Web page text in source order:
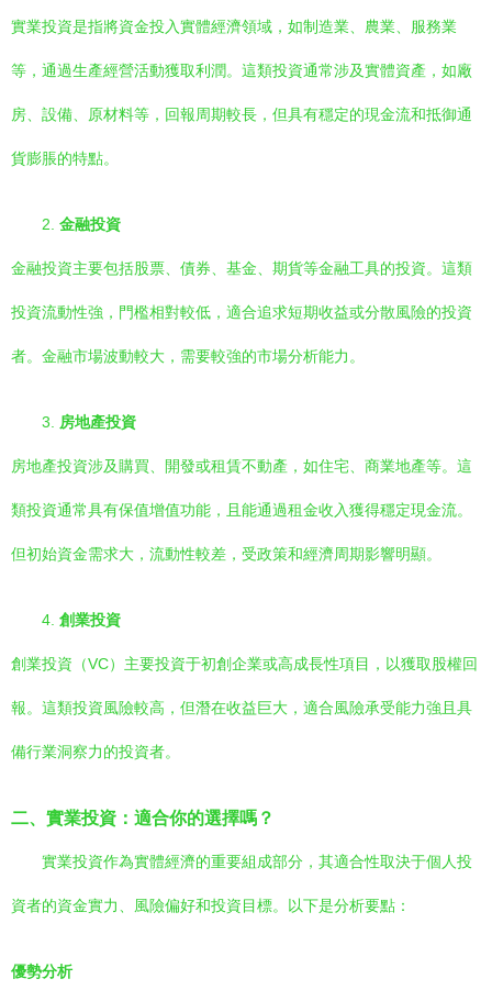
實業投資是指將資金投入實體經濟領域，如制造業、農業、服務業
等，通過生產經營活動獲取利潤。這類投資通常涉及實體資產，如廠
房、設備、原材料等，回報周期較長，但具有穩定的現金流和抵御通
貨膨脹的特點。
2. 金融投資
金融投資主要包括股票、債券、基金、期貨等金融工具的投資。這類
投資流動性強，門檻相對較低，適合追求短期收益或分散風險的投資
者。金融市場波動較大，需要較強的市場分析能力。
3. 房地產投資
房地產投資涉及購買、開發或租賃不動產，如住宅、商業地產等。這
類投資通常具有保值增值功能，且能通過租金收入獲得穩定現金流。
但初始資金需求大，流動性較差，受政策和經濟周期影響明顯。
4. 創業投資
創業投資（VC）主要投資于初創企業或高成長性項目，以獲取股權回
報。這類投資風險較高，但潛在收益巨大，適合風險承受能力強且具
備行業洞察力的投資者。
二、實業投資：適合你的選擇嗎？
實業投資作為實體經濟的重要組成部分，其適合性取決于個人投
資者的資金實力、風險偏好和投資目標。以下是分析要點：
優勢分析